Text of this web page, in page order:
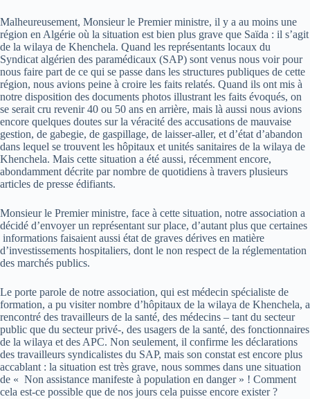
Malheureusement, Monsieur le Premier ministre, il y a au moins une
région en Algérie où la situation est bien plus grave que Saïda : il s’agit
de la wilaya de Khenchela. Quand les représentants locaux du
Syndicat algérien des paramédicaux (SAP) sont venus nous voir pour
nous faire part de ce qui se passe dans les structures publiques de cette
région, nous avions peine à croire les faits relatés. Quand ils ont mis à
notre disposition des documents photos illustrant les faits évoqués, on
se serait cru revenir 40 ou 50 ans en arrière, mais là aussi nous avions
encore quelques doutes sur la véracité des accusations de mauvaise
gestion, de gabegie, de gaspillage, de laisser-aller, et d’état d’abandon
dans lequel se trouvent les hôpitaux et unités sanitaires de la wilaya de
Khenchela. Mais cette situation a été aussi, récemment encore,
abondamment décrite par nombre de quotidiens à travers plusieurs
articles de presse édifiants.
Monsieur le Premier ministre, face à cette situation, notre association a
décidé d’envoyer un représentant sur place, d’autant plus que certaines
informations faisaient aussi état de graves dérives en matière
d’investissements hospitaliers, dont le non respect de la réglementation
des marchés publics.
Le porte parole de notre association, qui est médecin spécialiste de
formation, a pu visiter nombre d’hôpitaux de la wilaya de Khenchela, a
rencontré des travailleurs de la santé, des médecins – tant du secteur
public que du secteur privé-, des usagers de la santé, des fonctionnaires
de la wilaya et des APC. Non seulement, il confirme les déclarations
des travailleurs syndicalistes du SAP, mais son constat est encore plus
accablant : la situation est très grave, nous sommes dans une situation
de « Non assistance manifeste à population en danger » ! Comment
cela est-ce possible que de nos jours cela puisse encore exister ?